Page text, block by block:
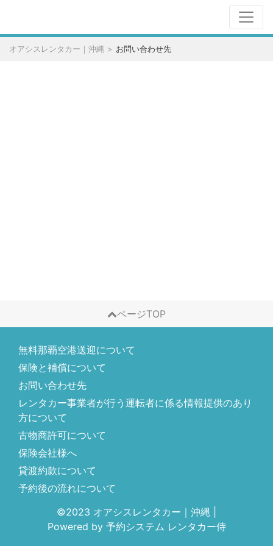
オアシスレンタカー｜沖縄 お問い合わせ先
ページTOP
無料那覇空港送迎について
保険と補償について
お問い合わせ先
レンタカー事業者が行う運転者に係る情報提供のあり
方について
古物商許可について
保険会社様へ
貸渡約款について
予約後の流れについて
©2023 オアシスレンタカー｜沖縄
Powered by 予約システム レンタカー侍